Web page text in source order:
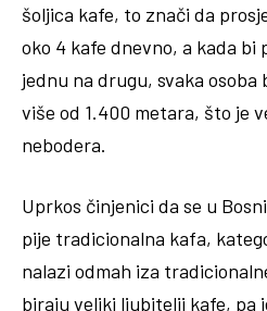
šoljica kafe, to znači da
oko 4 kafe dnevno, a kada bi
jednu na drugu, svaka
više od 1.400 metara, što je
nebodera.
Uprkos činjenici da se u
pije tradicionalna kafa,
nalazi odmah iza
biraju veliki ljubitelji kafe, pa